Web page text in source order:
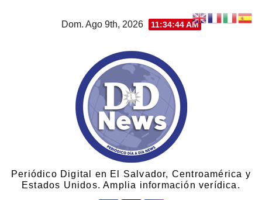
Dom. Ago 9th, 2026 11:34:45 AM
Periódico Digital en El Salvador, Centroamérica y
Estados Unidos. Amplia información verídica.